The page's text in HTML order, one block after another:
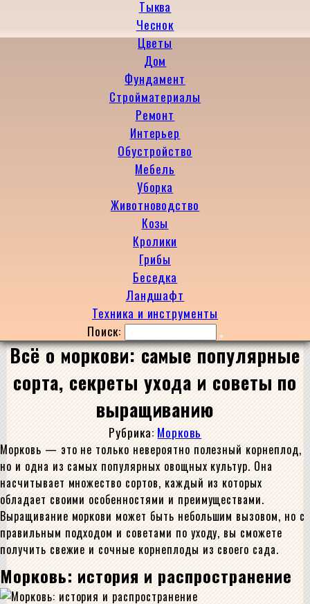
Тыква
Чеснок
Цветы
Дом
Фундамент
Стройматериалы
Ремонт
Интерьер
Обустройство
Мебель
Уборка
Животноводство
Козы
Кролики
Грибы
Беседка
Ландшафт
Техника и инструменты
Поиск:
Всё о моркови: самые популярные
сорта, секреты ухода и советы по
выращиванию
Рубрика: Морковь
Морковь — это не только невероятно полезный корнеплод,
но и одна из самых популярных овощных культур. Она
насчитывает множество сортов, каждый из которых
обладает своими особенностями и преимуществами.
Выращивание моркови может быть небольшим вызовом, но с
правильным подходом и советами по уходу, вы сможете
получить свежие и сочные корнеплоды из своего сада.
Морковь: история и распространение